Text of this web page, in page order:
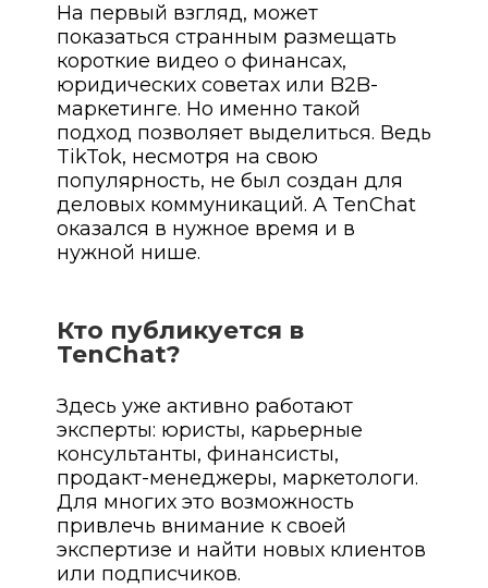
На первый взгляд, может
показаться странным размещать
короткие видео о финансах,
юридических советах или B2B-
маркетинге. Но именно такой
подход позволяет выделиться. Ведь
TikTok, несмотря на свою
популярность, не был создан для
деловых коммуникаций. А TenChat
оказался в нужное время и в
нужной нише.
Кто публикуется в
TenChat?
Здесь уже активно работают
эксперты: юристы, карьерные
консультанты, финансисты,
продакт-менеджеры, маркетологи.
Для многих это возможность
привлечь внимание к своей
экспертизе и найти новых клиентов
или подписчиков.